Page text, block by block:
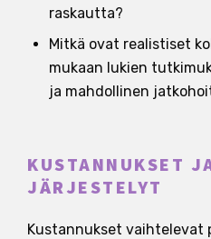
raskautta?
Mitkä ovat realistiset
mukaan lukien
ja mahdollinen
KUSTANNUKSET
JÄRJESTELYT
Kustannukset vaihtelevat